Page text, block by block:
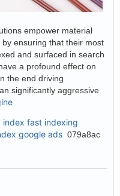
empower material
ensuring that their most
and surfaced in search
a profound effect on
the end driving
significantly aggressive
index fast indexing
google ads 079a8ac